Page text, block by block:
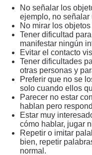
No señalar los
ejemplo, no
No mirar los
Tener dificultad
manifestar ningún
Evitar el contacto
Tener dificultades
otras personas y
Preferir que no se
solo cuando ellos
Parecer no estar
hablan pero
Estar muy
cómo hablar, jugar
Repetir o imitar
bien, repetir
normal.